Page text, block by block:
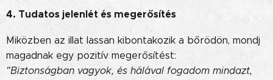
4. Tudatos jelenlét és megerősítés
Miközben az illat lassan kibontakozik a bőrödön, mondj
magadnak egy pozitív megerősítést:
"Biztonságban vagyok, és hálával fogadom mindazt,